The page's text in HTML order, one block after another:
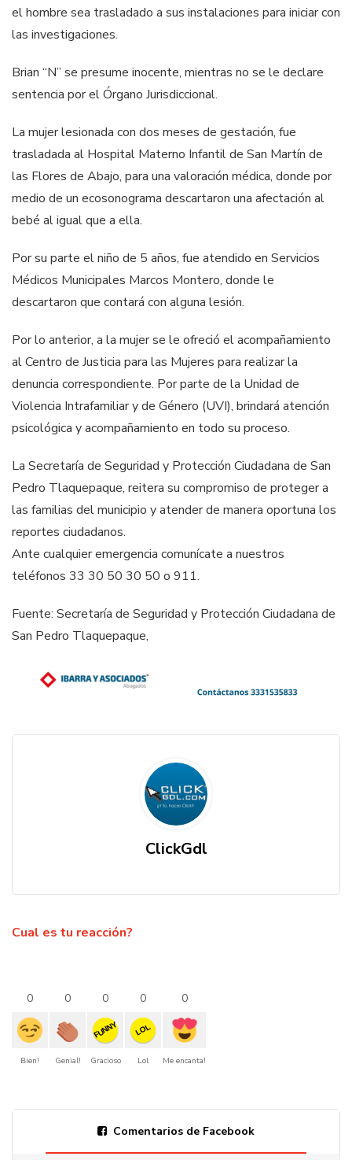
el hombre sea trasladado a sus instalaciones para iniciar con
las investigaciones.
Brian “N” se presume inocente, mientras no se le declare
sentencia por el Órgano Jurisdiccional.
La mujer lesionada con dos meses de gestación, fue
trasladada al Hospital Materno Infantil de San Martín de
las Flores de Abajo, para una valoración médica, donde por
medio de un ecosonograma descartaron una afectación al
bebé al igual que a ella.
Por su parte el niño de 5 años, fue atendido en Servicios
Médicos Municipales Marcos Montero, donde le
descartaron que contará con alguna lesión.
Por lo anterior, a la mujer se le ofreció el acompañamiento
al Centro de Justicia para las Mujeres para realizar la
denuncia correspondiente. Por parte de la Unidad de
Violencia Intrafamiliar y de Género (UVI), brindará atención
psicológica y acompañamiento en todo su proceso.
La Secretaría de Seguridad y Protección Ciudadana de San
Pedro Tlaquepaque, reitera su compromiso de proteger a
las familias del municipio y atender de manera oportuna los
reportes ciudadanos.
Ante cualquier emergencia comunícate a nuestros
teléfonos 33 30 50 30 50 o 911.
Fuente: Secretaría de Seguridad y Protección Ciudadana de
San Pedro Tlaquepaque,
ClickGdl
Cual es tu reacción?
0
Bien!
0
Genial!
0
FUNNY
Gracioso
0
LOL
Lol
0
Me encanta!
Comentarios de Facebook